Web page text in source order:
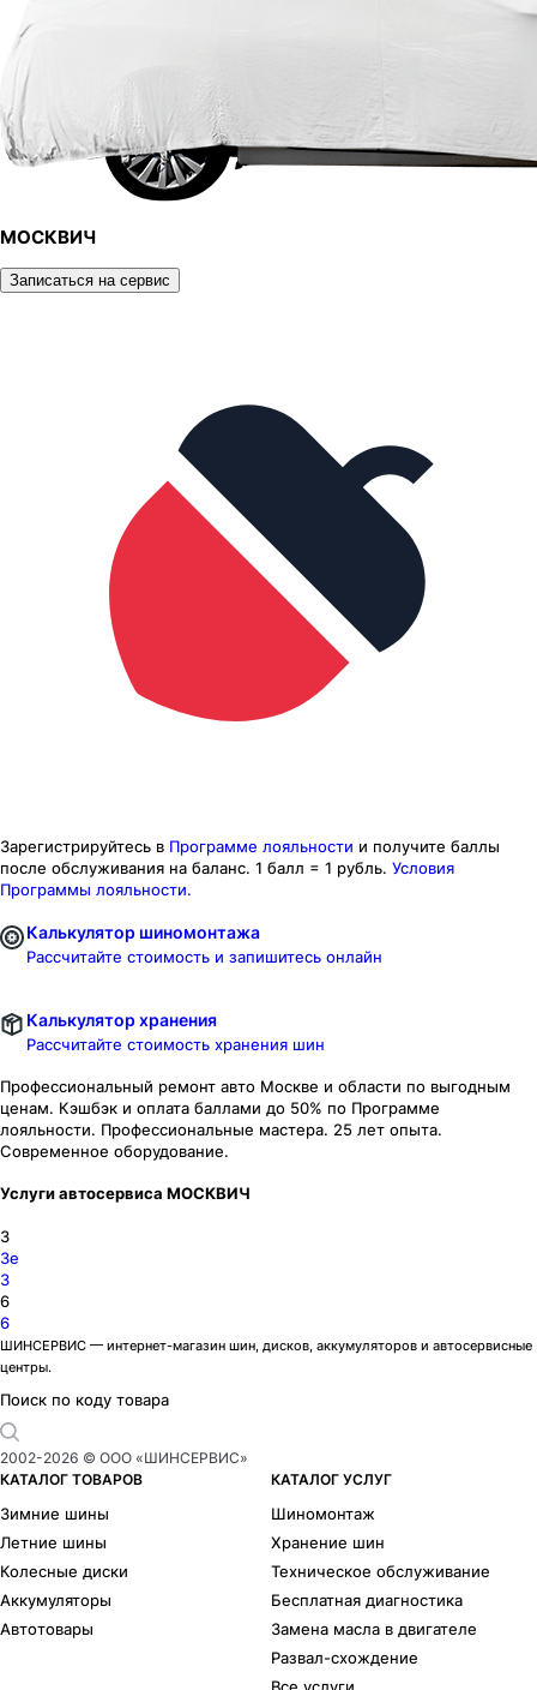
МОСКВИЧ
Записаться на сервис
Зарегистрируйтесь в Программе лояльности и получите баллы
после обслуживания на баланс. 1 балл = 1 рубль. Условия
Программы лояльности.
Калькулятор шиномонтажа
Рассчитайте стоимость и запишитесь онлайн
Калькулятор хранения
Рассчитайте стоимость хранения шин
Профессиональный ремонт авто Москве и области по выгодным
ценам. Кэшбэк и оплата баллами до 50% по Программе
лояльности. Профессиональные мастера. 25 лет опыта.
Современное оборудование.
Услуги автосервиса МОСКВИЧ
3
3e
3
6
6
ШИНСЕРВИС — интернет-магазин шин, дисков, аккумуляторов и автосервисные
центры.
Поиск по коду товара
2002-2026 © ООО «ШИНСЕРВИС»
КАТАЛОГ ТОВАРОВ
Зимние шины
Летние шины
Колесные диски
Аккумуляторы
Автотовары
КАТАЛОГ УСЛУГ
Шиномонтаж
Хранение шин
Техническое обслуживание
Бесплатная диагностика
Замена масла в двигателе
Развал-схождение
Все услуги